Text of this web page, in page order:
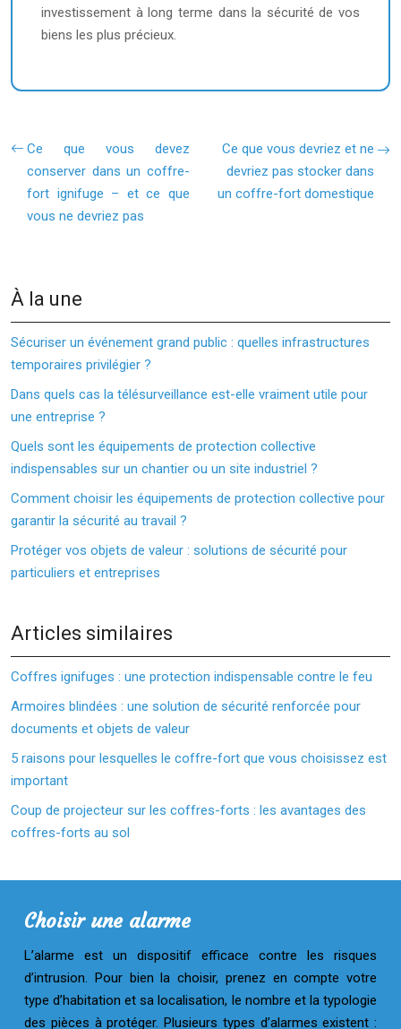
investissement à long terme dans la sécurité de vos
biens les plus précieux.
Ce que vous devez
conserver dans un coffre-
fort ignifuge – et ce que
vous ne devriez pas
Ce que vous devriez et ne
devriez pas stocker dans
un coffre-fort domestique
À la une
Sécuriser un événement grand public : quelles infrastructures
temporaires privilégier ?
Dans quels cas la télésurveillance est-elle vraiment utile pour
une entreprise ?
Quels sont les équipements de protection collective
indispensables sur un chantier ou un site industriel ?
Comment choisir les équipements de protection collective pour
garantir la sécurité au travail ?
Protéger vos objets de valeur : solutions de sécurité pour
particuliers et entreprises
Articles similaires
Coffres ignifuges : une protection indispensable contre le feu
Armoires blindées : une solution de sécurité renforcée pour
documents et objets de valeur
5 raisons pour lesquelles le coffre-fort que vous choisissez est
important
Coup de projecteur sur les coffres-forts : les avantages des
coffres-forts au sol
Choisir une alarme
L’alarme est un dispositif efficace contre les risques
d’intrusion. Pour bien la choisir, prenez en compte votre
type d’habitation et sa localisation, le nombre et la typologie
des pièces à protéger. Plusieurs types d’alarmes existent :